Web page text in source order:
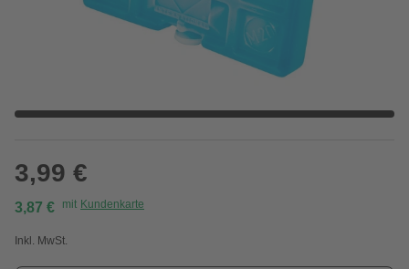
3,99 €
3,87 € mit Kundenkarte
Inkl. MwSt.